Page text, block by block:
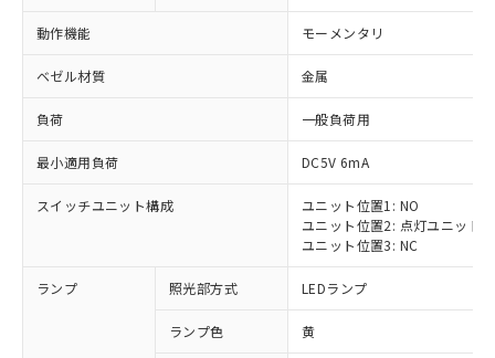
動作機能 モーメンタリ
ベゼル材質 金属
負荷 一般負荷用
最小適用負荷 DC5V 6mA
スイッチユニット構成
ユニット位置1: NO
ユニット位置2: 点灯ユニット
ユニット位置3: NC
ランプ 照光部方式 LEDランプ
ランプ色 黄